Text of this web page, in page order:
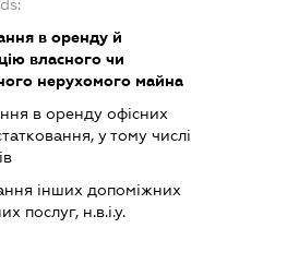
в оренду й
власного чи
нерухомого майна
в оренду офісних
у тому числі
інших допоміжних
послуг, н.в.і.у.